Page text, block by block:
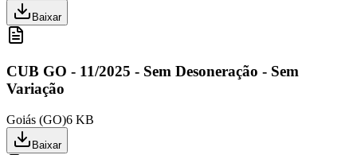
Baixar
CUB GO - 11/2025 - Sem Desoneração - Sem
Variação
Goiás (GO)6 KB
Baixar